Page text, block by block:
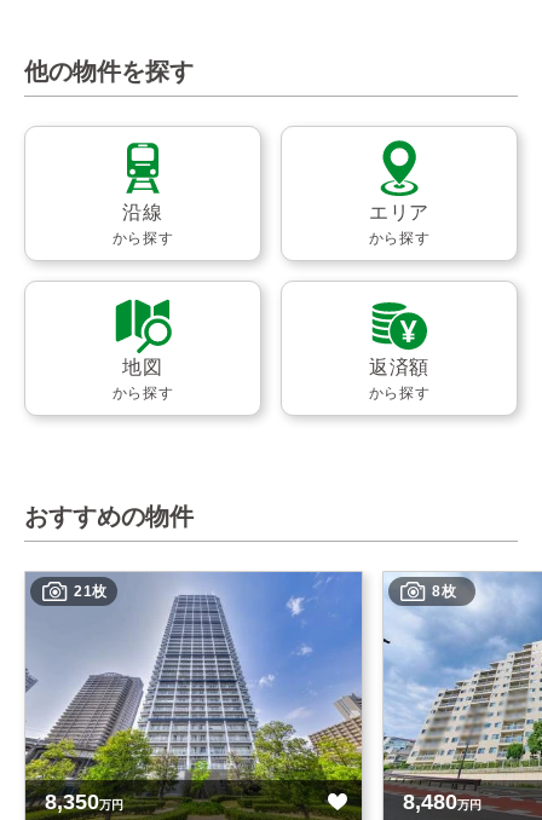
他の物件を探す
沿線
から探す
エリア
から探す
地図
から探す
返済額
から探す
おすすめの物件
21枚
8,350万円
8枚
8,480万円